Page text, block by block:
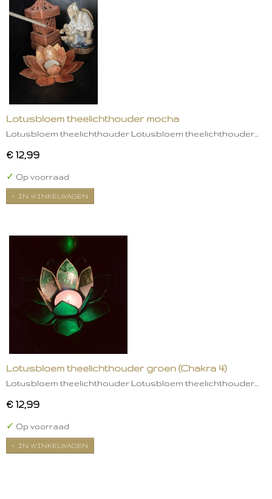
Lotusbloem theelichthouder mocha
Lotusbloem theelichthouder Lotusbloem theelichthouder…
€ 12,99
✓ Op voorraad
IN WINKELWAGEN
Lotusbloem theelichthouder groen (Chakra 4)
Lotusbloem theelichthouder Lotusbloem theelichthouder…
€ 12,99
✓ Op voorraad
IN WINKELWAGEN